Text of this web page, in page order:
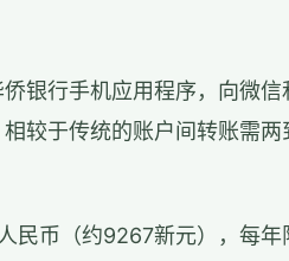
银行手机应用程序，向微
较于传统的账户间转账需
民币（约9267新元），每